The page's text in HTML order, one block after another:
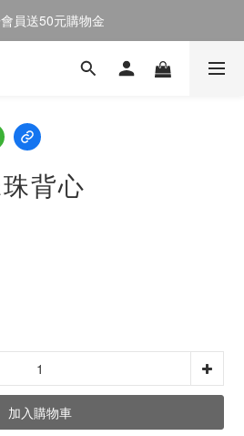
員送50元購物金
員送50元購物金
費滿$2000即享免運
背心
加入購物車